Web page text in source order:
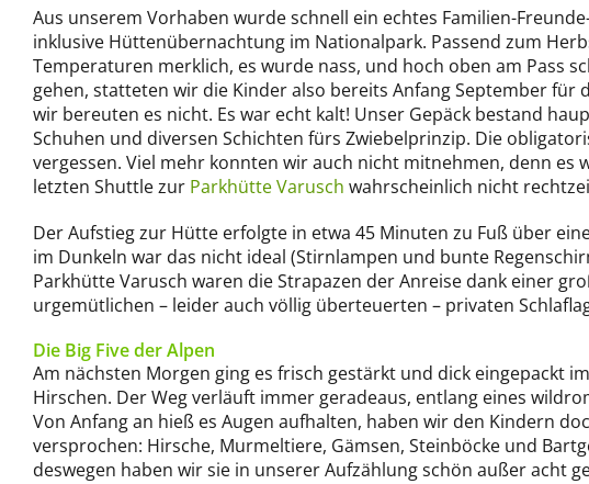
Aus unserem Vorhaben wurde schnell ein echtes Familien-
inklusive Hüttenübernachtung im Nationalpark. Passend zum
Temperaturen merklich, es wurde nass, und hoch oben am Pass
gehen, statteten wir die Kinder also bereits Anfang September für
wir bereuten es nicht. Es war echt kalt! Unser Gepäck bestand
Schuhen und diversen Schichten fürs Zwiebelprinzip. Die
vergessen. Viel mehr konnten wir auch nicht mitnehmen, denn es
letzten Shuttle zur Parkhütte Varusch wahrscheinlich nicht
Der Aufstieg zur Hütte erfolgte in etwa 45 Minuten zu Fuß über
im Dunkeln war das nicht ideal (Stirnlampen und bunte
Parkhütte Varusch waren die Strapazen der Anreise dank einer
urgemütlichen – leider auch völlig überteuerten – privaten
Die Big Five der Alpen
Am nächsten Morgen ging es frisch gestärkt und dick eingepackt
Hirschen. Der Weg verläuft immer geradeaus, entlang eines
Von Anfang an hieß es Augen aufhalten, haben wir den Kindern
versprochen: Hirsche, Murmeltiere, Gämsen, Steinböcke und
deswegen haben wir sie in unserer Aufzählung schön außer acht